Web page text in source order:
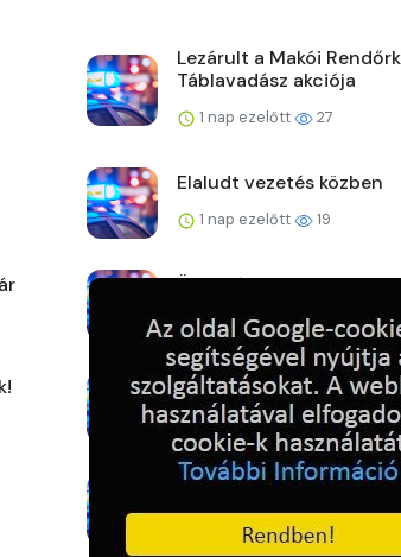
Lezárult a Makói
Táblavadász akciója
1 nap ezelőtt 27
Elaludt vezetés közben
1 nap ezelőtt 19
Üres házakra utaztak –
2 napja ezelőtt 23
Ütéssel rendezte a
2 napja ezelőtt 24
Eltűnt Kalányos Cintia
2 napja ezelőtt 25